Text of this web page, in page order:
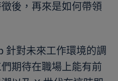
後，再來是如何帶領
針對未來工作環境的調
期待在職場上能有前